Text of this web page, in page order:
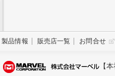
製品情報 販売店一覧 お問合せ
【